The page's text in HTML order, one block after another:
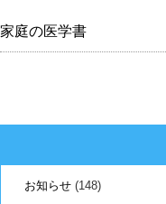
家庭の医学書
お知らせ (148)